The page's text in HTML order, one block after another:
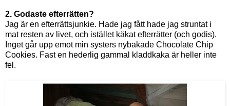
2. Godaste efterrätten?
Jag är en efterrättsjunkie. Hade jag fått hade jag struntat i
mat resten av livet, och istället käkat efterrätter (och godis).
Inget går upp emot min systers nybakade Chocolate Chip
Cookies. Fast en hederlig gammal kladdkaka är heller inte
fel.